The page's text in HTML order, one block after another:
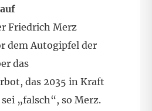
Friedrich Merz
dem Autogipfel der
das
das 2035 in Kraft
„falsch“, so Merz.